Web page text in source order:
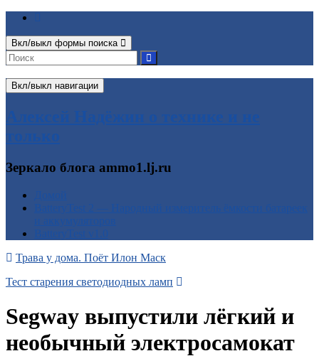
Вкл/выкл формы поиска
Вкл/выкл навигации
Алексей Надёжин о технике и не
только
Зеркало блога ammo1.lj.ru
Трава у дома. Поёт Илон Маск
Тест старения светодиодных ламп
Segway выпустили лёгкий и
необычный электросамокат